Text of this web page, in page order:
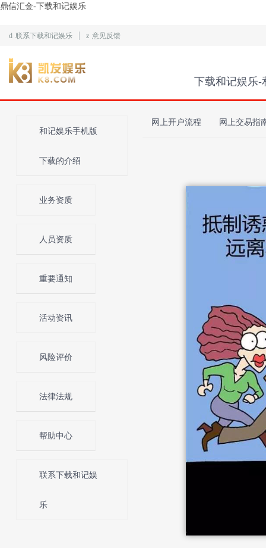
鼎信汇金-下载和记娱乐
d 联系下载和记娱乐 z 意见反馈
下载和记娱乐-
和记娱乐手机版
下载的介绍
业务资质
人员资质
重要通知
活动资讯
风险评价
法律法规
帮助中心
联系下载和记娱
乐
网上开户流程 网上交易指